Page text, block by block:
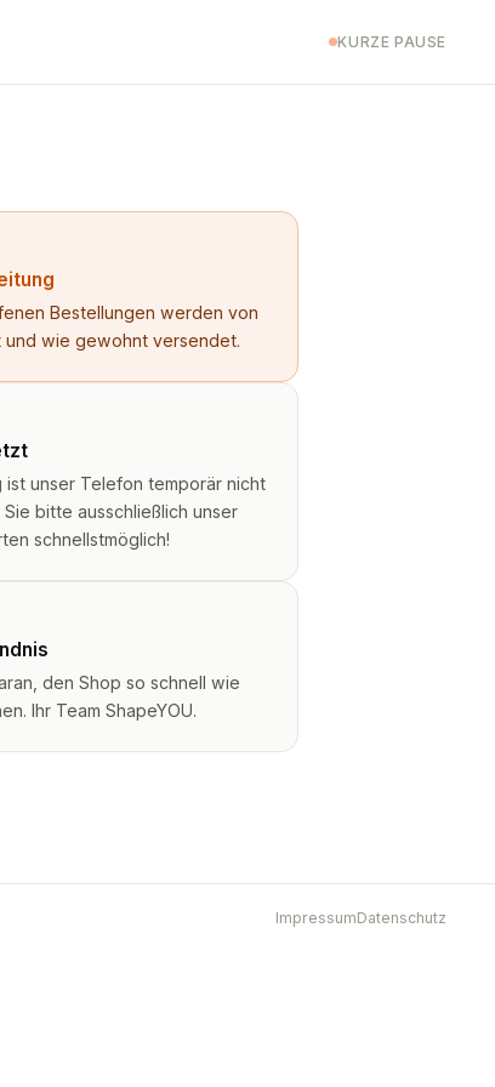
KURZE PAUSE
Bestellungen werden von
wie gewohnt versendet.
unser Telefon temporär nicht
bitte ausschließlich unser
schnellstmöglich!
den Shop so schnell wie
Ihr Team ShapeYOU.
ImpressumDatenschutz